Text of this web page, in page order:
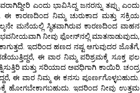
ಎಂದು ಭಾವಿಸಿದ್ದ ಜನರನ್ನು ತಪ್ಪು ಎಂದು
ಈ ಕಾರಣದಿಂದ ನಿಮ್ಮ ಚುರುಕಾದ ಮತ್ತು ಸಕ್ರಿಯ
ಮನೆಯಲ್ಲಿ ಸ್ಥಿತವಾಗಿರುವ ಕಾರಣದಿಂದ ವಾಹನ
ನೀವು ಫೋನ್‌ನಲ್ಲಿ ಮಾತನಾಡುವುದು,
ಇದರಿಂದ ಹಣದ ನಷ್ಟ ಆಗುವುದರ ಜೊತೆಗೆ,
ಈ ವಾರ ನಿಮ್ಮ ಪರಿಶ್ರಮಕ್ಕೆ ಸೂಕ್ತ ಫಲ
ಮತ್ತು ಸರಿಯಾದ ಅವಧಿಗಾಗಿ ಕಾಯಿರಿ. ಚಂದ್ರ
ಈ ವಾರ ನಿಮ್ಮ ಈ ಕನಸು ಪೂರ್ಣಗೊಳ್ಳಬಹುದು.
ಹೋಗಬೇಕಾಗಬಹುದು. ಇದರಿಂದ ನೀವು ಉತ್ತಮ